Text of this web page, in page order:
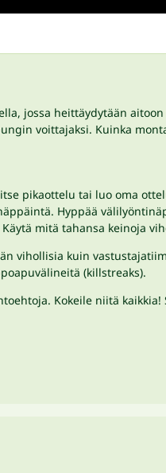
jossa heittäydytään
voittajaksi. Kuinka
pikaottelu tai luo oma
Hyppää
mitä tahansa keinoja
vihollisia kuin
(killstreaks).
Kokeile niitä